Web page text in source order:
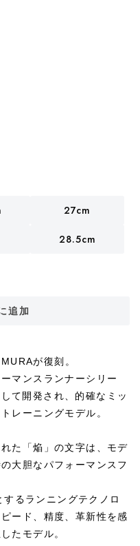
27cm
28.5cm
追加
が復刻。
マンスランナーシリー
て開発され、的確なミッ
レーニングモデル。
た「焔」の文字は、モデ
大胆なパフォーマンスフ
るランニングテクノロ
ード、精度、革新性を感
たモデル。